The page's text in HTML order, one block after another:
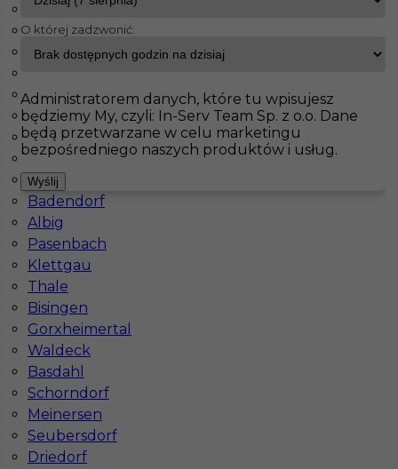
InServ Oferty pracy Lensahn
Pokaż filtr
Fürstenfeldbruck
Bad Schmiedeberg
Jahnatal
Ecklak
Brieselang
Langerringen
Maintal
Haiterbach
Badendorf
Albig
Pasenbach
Klettgau
Thale
Bisingen
Gorxheimertal
Waldeck
Basdahl
Schorndorf
Meinersen
Seubersdorf
Driedorf
Betoniarz - praca w Niemczech (m/k)
Kategoria Prace budowlane
Lokalizacja Lensahn
Wymagane języki
Stawka 17 - 19 € / h
1
O której zadzwonić:
Administratorem danych, które tu wpisujesz
będziemy My, czyli: In-Serv Team Sp. z o.o. Dane
będą przetwarzane w celu marketingu
bezpośredniego naszych produktów i usług.
Wyślij